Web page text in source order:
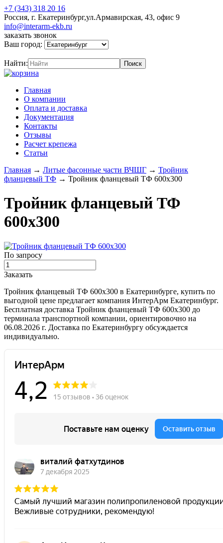
+7 (343) 318 20 16
Россия, г. Екатеринбург,ул.Армавирская, 43, офис 9
info@interarm-ekb.ru
заказать звонок
Ваш город:
Найти:
Главная
О компании
Оплата и доставка
Документация
Контакты
Отзывы
Расчет крепежа
Статьи
Главная → Литые фасонные части ВЧШГ → Тройник
фланцевый ТФ → Тройник фланцевый ТФ 600х300
Тройник фланцевый ТФ
600х300
По запросу
Заказать
Тройник фланцевый ТФ 600х300 в Екатеринбурге, купить по
выгодной цене предлагает компания ИнтерАрм Екатеринбург.
Бесплатная доставка Тройник фланцевый ТФ 600х300 до
терминала транспортной компании, ориентировочно на
06.08.2026 г. Доставка по Екатеринбургу обсуждается
индивидуально.